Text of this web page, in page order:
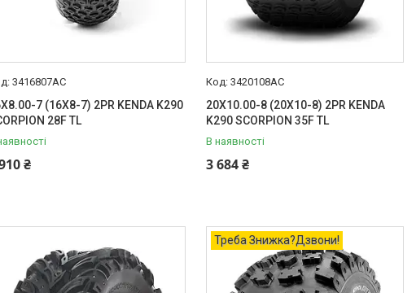
3416807AC
7 (16X8-7) 2PR KENDA K290
28F TL
₴
3420108AC
20X10.00-8 (20X10-8) 2PR KENDA
K290 SCORPION 35F TL
В наявності
3 684 ₴
Треба Знижка?Дзвони!